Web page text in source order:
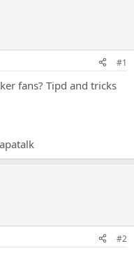
#1
fans? Tipd and tricks
#2